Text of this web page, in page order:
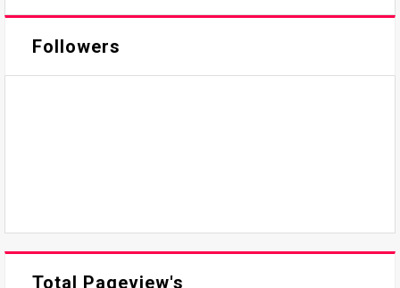
Followers
Total Pageview's